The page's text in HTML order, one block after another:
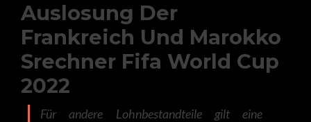
Auslosung Der
Frankreich Und Marokko
Srechner Fifa World Cup
2022
Für andere Lohnbestandteile gilt eine